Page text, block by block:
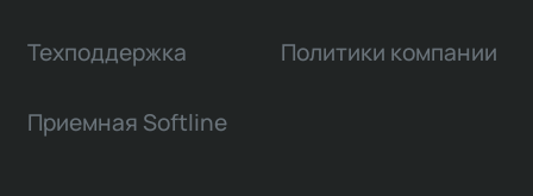
Техподдержка Политики компании
Приемная Softline